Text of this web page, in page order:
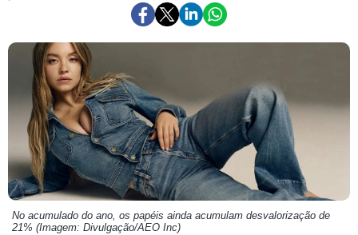
No acumulado do ano, os papéis ainda acumulam desvalorização de
21% (Imagem: Divulgação/AEO Inc)